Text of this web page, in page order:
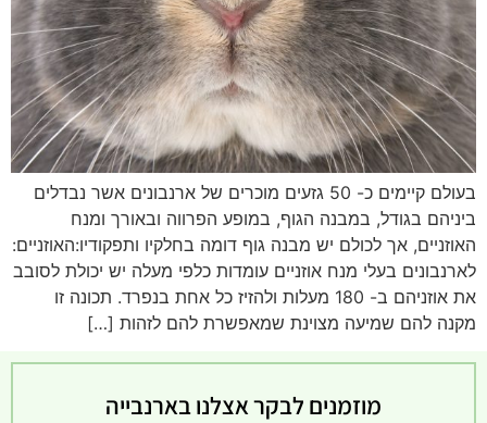
בעולם קיימים כ- 50 גזעים מוכרים של ארנבונים אשר נבדלים
ביניהם בגודל, במבנה הגוף, במופע הפרווה ובאורך ומנח
האוזניים, אך לכולם יש מבנה גוף דומה בחלקיו ותפקודיו:האוזניים:
לארנבונים בעלי מנח אוזניים עומדות כלפי מעלה יש יכולת לסובב
את אוזניהם ב- 180 מעלות ולהזיז כל אחת בנפרד. תכונה זו
מקנה להם שמיעה מצוינת שמאפשרת להם לזהות […]
מוזמנים לבקר אצלנו בארנבייה